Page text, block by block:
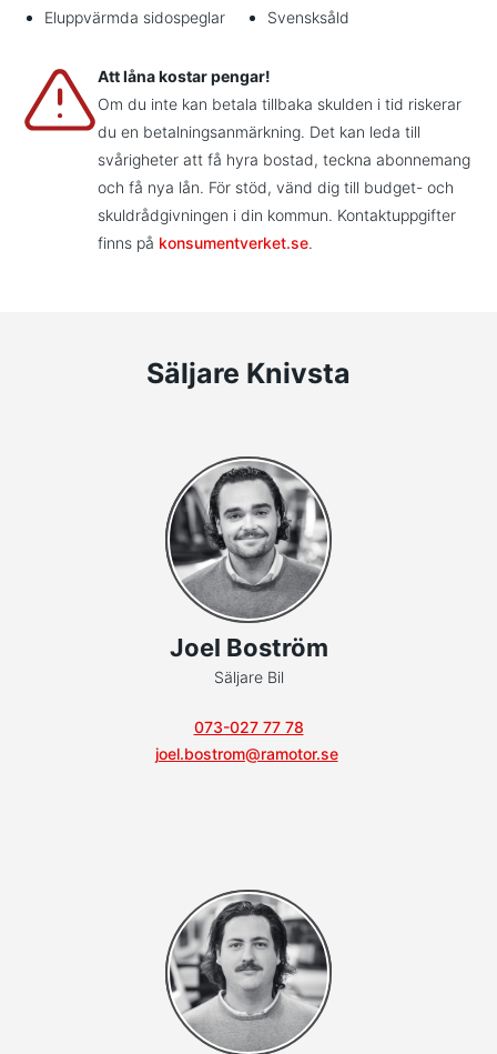
Eluppvärmda sidospeglar
Svensksåld
Att låna kostar pengar!
Om du inte kan betala tillbaka skulden i tid riskerar
du en betalningsanmärkning. Det kan leda till
svårigheter att få hyra bostad, teckna abonnemang
och få nya lån. För stöd, vänd dig till budget- och
skuldrådgivningen i din kommun. Kontaktuppgifter
finns på konsumentverket.se.
Säljare Knivsta
Joel Boström
Säljare Bil
073-027 77 78
joel.bostrom@ramotor.se